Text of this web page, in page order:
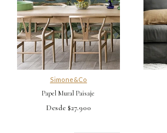
Simone&Co
Papel Mural Paisaje
Desde $27.900